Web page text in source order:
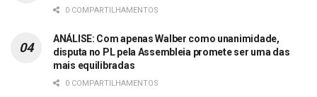
0 COMPARTILHAMENTOS
ANÁLISE: Com apenas Walber como unanimidade,
disputa no PL pela Assembleia promete ser uma das
mais equilibradas
0 COMPARTILHAMENTOS